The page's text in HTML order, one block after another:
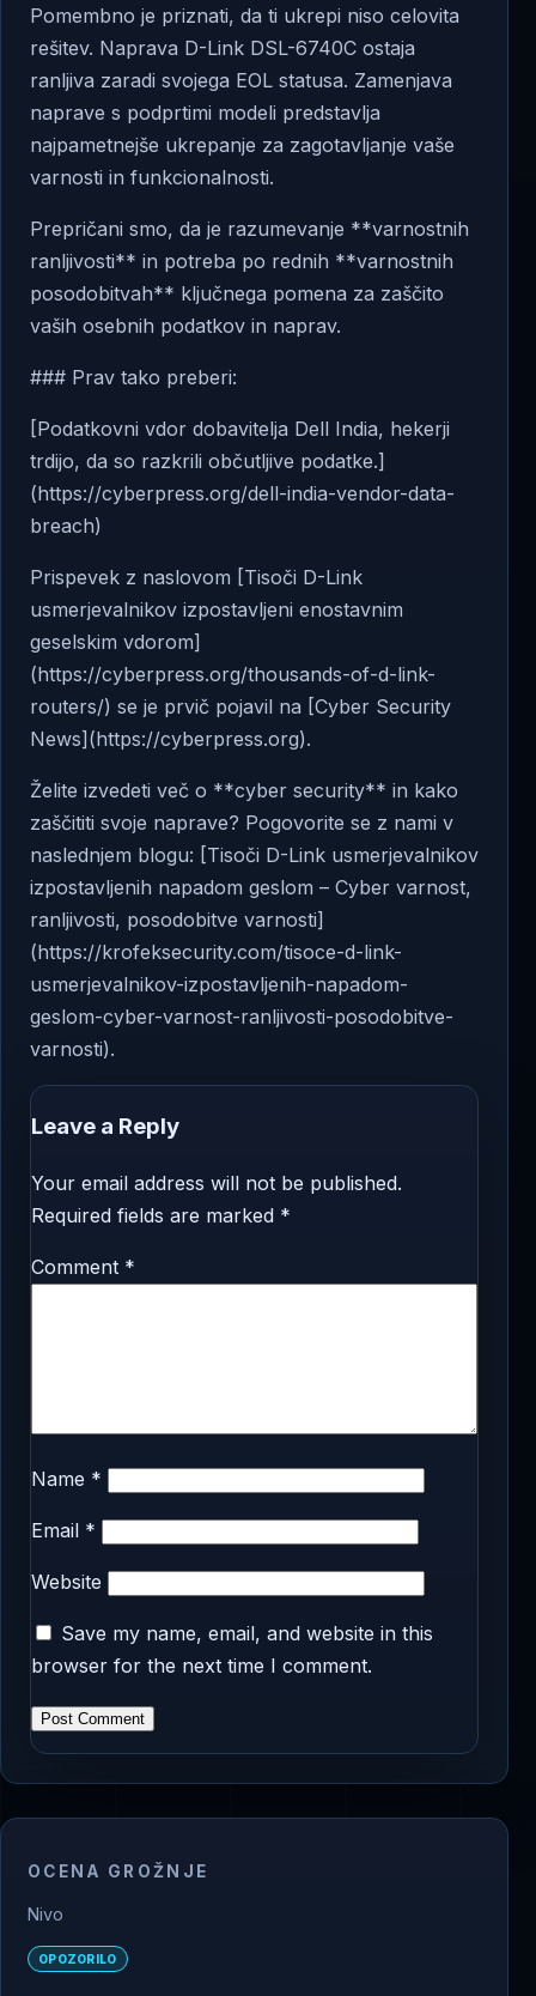
Pomembno je priznati, da ti ukrepi niso celovita
rešitev. Naprava D-Link DSL-6740C ostaja
ranljiva zaradi svojega EOL statusa. Zamenjava
naprave s podprtimi modeli predstavlja
najpametnejše ukrepanje za zagotavljanje vaše
varnosti in funkcionalnosti.
Prepričani smo, da je razumevanje **varnostnih
ranljivosti** in potreba po rednih **varnostnih
posodobitvah** ključnega pomena za zaščito
vaših osebnih podatkov in naprav.
### Prav tako preberi:
[Podatkovni vdor dobavitelja Dell India, hekerji
trdijo, da so razkrili občutljive podatke.]
(https://cyberpress.org/dell-india-vendor-data-
breach)
Prispevek z naslovom [Tisoči D-Link
usmerjevalnikov izpostavljeni enostavnim
geselskim vdorom]
(https://cyberpress.org/thousands-of-d-link-
routers/) se je prvič pojavil na [Cyber Security
News](https://cyberpress.org).
Želite izvedeti več o **cyber security** in kako
zaščititi svoje naprave? Pogovorite se z nami v
naslednjem blogu: [Tisoči D-Link usmerjevalnikov
izpostavljenih napadom geslom – Cyber varnost,
ranljivosti, posodobitve varnosti]
(https://krofeksecurity.com/tisoce-d-link-
usmerjevalnikov-izpostavljenih-napadom-
geslom-cyber-varnost-ranljivosti-posodobitve-
varnosti).
Leave a Reply
Your email address will not be published.
Required fields are marked *
Comment *
Name *
Email *
Website
Save my name, email, and website in this
browser for the next time I comment.
OCENA GROŽNJE
Nivo
OPOZORILO